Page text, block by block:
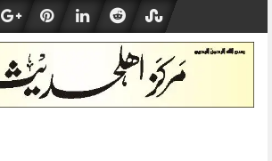
content